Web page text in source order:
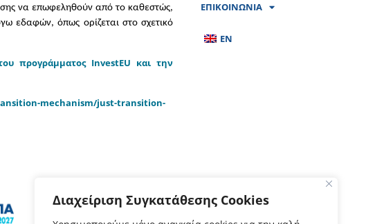
Διαχείριση Συγκατάθεσης Cookies
να επωφεληθούν από το καθεστώς,
εδαφών, όπως ορίζεται στο σχετικό
προγράμματος InvestEU και την
mechanism/just-transition-
ΕΠΙΚΟΙΝΩΝΙΑ
EN